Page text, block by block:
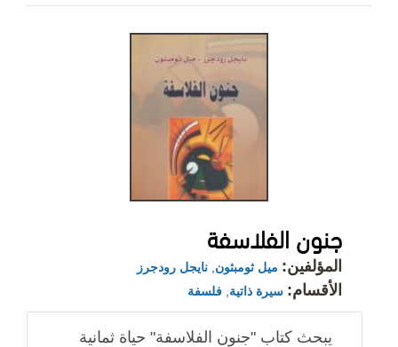
جنون الفلاسفة
المؤلفين: ميل ثومبثون نايجل رودجرز
الأقسام: سيرة ذاتية فلسفة
يبحث كتاب "جنون الفلاسفة" حياة ثمانية